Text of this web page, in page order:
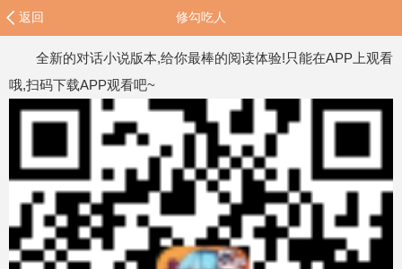
返回 修勾吃人
全新的对话小说版本,给你最棒的阅读体验!只能在APP上观看
哦,扫码下载APP观看吧~